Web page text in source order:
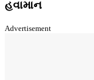
હવામાન
Advertisement